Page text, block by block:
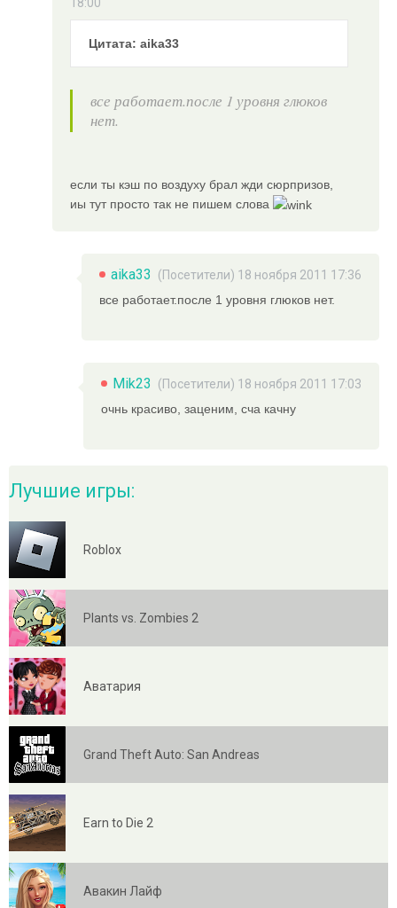
18:00
Цитата: aika33
все работает.после 1 уровня глюков
нет.
если ты кэш по воздуху брал жди сюрпризов,
иы тут просто так не пишем слова
aika33
(Посетители) 18 ноября 2011 17:36
все работает.после 1 уровня глюков нет.
Mik23
(Посетители) 18 ноября 2011 17:03
очнь красиво, заценим, сча качну
Лучшие игры:
Roblox
Plants vs. Zombies 2
Аватария
Grand Theft Auto: San Andreas
Earn to Die 2
Авакин Лайф